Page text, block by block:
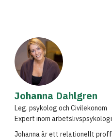
Johanna Dahlgren
Leg. psykolog och Civilekonom
Expert inom arbetslivspsykologi
Johanna är ett relationellt